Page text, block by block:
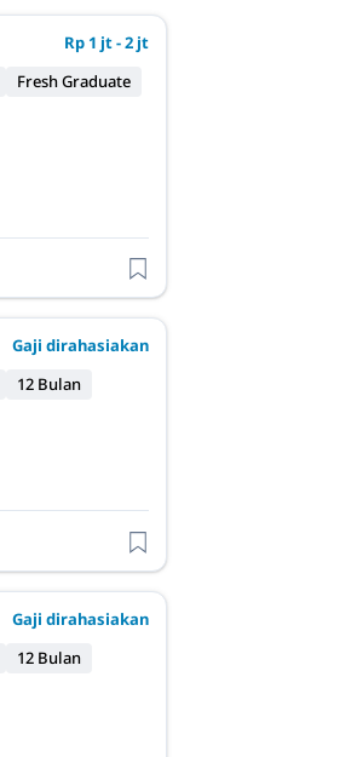
Rp 1 jt - 2 jt
Fresh Graduate
Gaji dirahasiakan
12 Bulan
Gaji dirahasiakan
12 Bulan